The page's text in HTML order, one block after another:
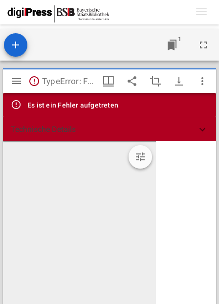
1
Mirador
Viewer
TypeError: Failed to fetch
Es ist ein Fehler aufgetreten
Technische Details